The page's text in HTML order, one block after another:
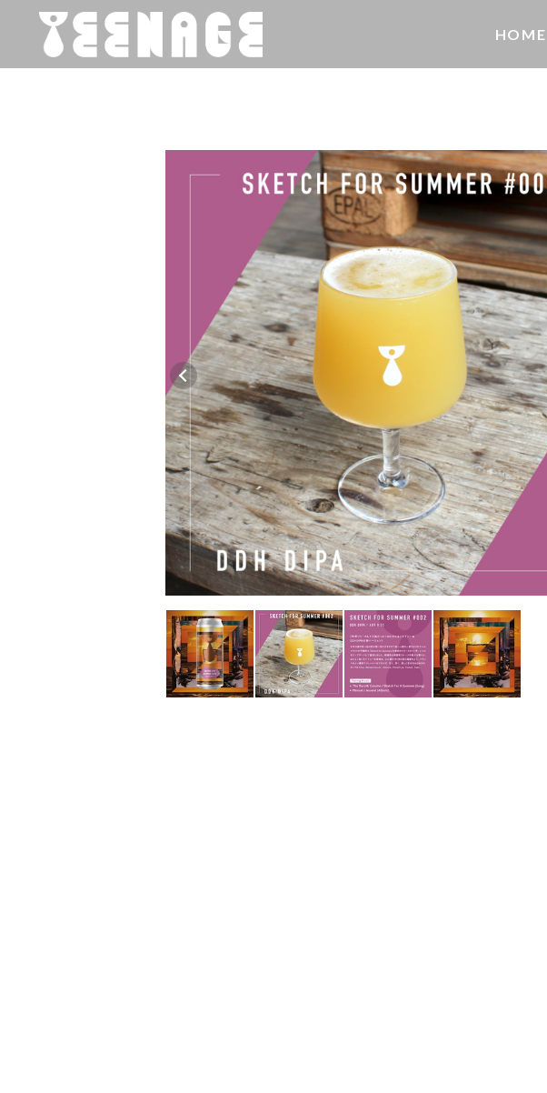
HOME